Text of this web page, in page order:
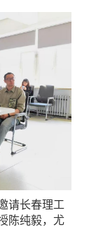
请长春理工
陈纯毅，尤